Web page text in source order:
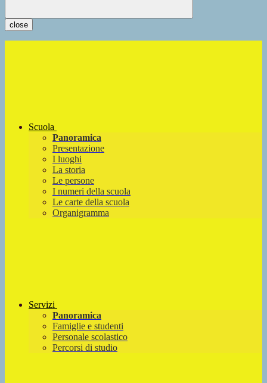
close
Scuola
Panoramica
Presentazione
I luoghi
La storia
Le persone
I numeri della scuola
Le carte della scuola
Organigramma
Servizi
Panoramica
Famiglie e studenti
Personale scolastico
Percorsi di studio